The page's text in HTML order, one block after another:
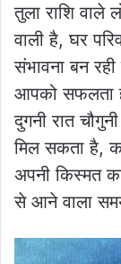
तुला राशि वाले
वाली है, घर
संभावना बन
आपको सफलता
दुगनी रात
मिल सकता है,
अपनी किस्मत
से आने वाला